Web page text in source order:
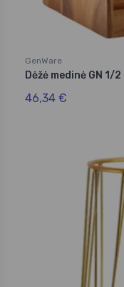
GenWare
Dėžė medinė GN 1/2
46,34 €